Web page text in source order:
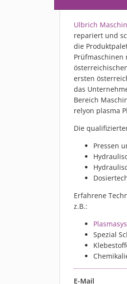
Ulbrich
repariert und
die
Prüfmaschinen
ersten
das
Bereich
relyon plasma
Die
Pressen
Erfahrene
z.B.:
Spezial
E-Mail